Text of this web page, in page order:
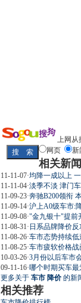
上网从
网页
新
相关新闻
11-11-07·均降一成以上
11-11-04·淡季不淡 津门
11-09-23·奔驰B200领衔
11-09-14·沪上A0级车市:
11-09-08·"金九银十"提前
11-08-31 · 日系品牌降价
11-08-26·车市态势持续
11-08-25·车市疲软价格
10-03-26·3月份以后车市
09-11-16·哪个时期买车
更多关于 车市 降价的新
相关推荐